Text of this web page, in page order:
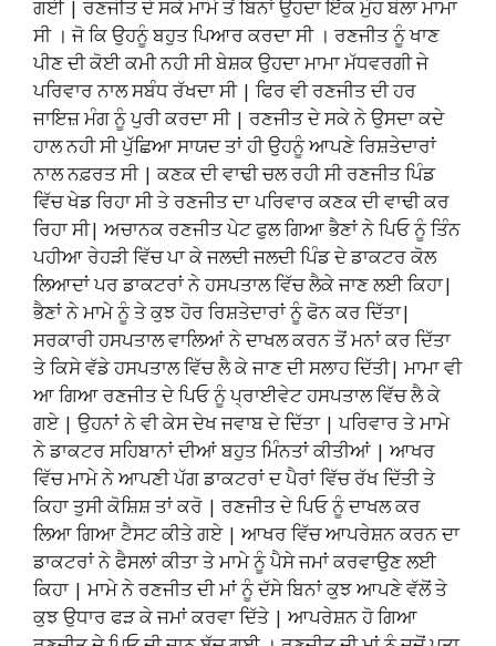
ਗਈ | ਰਣਜੀਤ ਦੇ ਸਕੇ ਮਾਮੇ ਤੋਂ ਬਿਨਾਂ ਉਹਦਾ ਇੱਕ ਮੁੰਹ ਬੋਲਾ ਮਾਮਾ
ਸੀ । ਜੋ ਕਿ ਉਹਨੂੰ ਬਹੁਤ ਪਿਆਰ ਕਰਦਾ ਸੀ । ਰਣਜੀਤ ਨੂੰ ਖਾਣ
ਪੀਣ ਦੀ ਕੋਈ ਕਮੀ ਨਹੀ ਸੀ ਬੇਸ਼ਕ ਉਹਦਾ ਮਾਮਾ ਮੱਧਵਰਗੀ ਜੇ
ਪਰਿਵਾਰ ਨਾਲ ਸਬੰਧ ਰੱਖਦਾ ਸੀ | ਫਿਰ ਵੀ ਰਣਜੀਤ ਦੀ ਹਰ
ਜਾਇਜ਼ ਮੰਗ ਨੂੰ ਪੁਰੀ ਕਰਦਾ ਸੀ | ਰਣਜੀਤ ਦੇ ਸਕੇ ਨੇ ਉਸਦਾ ਕਦੇ
ਹਾਲ ਨਹੀ ਸੀ ਪੁੱਛਿਆ ਸਾਯਦ ਤਾਂ ਹੀ ਉਹਨੂੰ ਆਪਣੇ ਰਿਸ਼ਤੇਦਾਰਾਂ
ਨਾਲ ਨਫ਼ਰਤ ਸੀ | ਕਣਕ ਦੀ ਵਾਢੀ ਚਲ ਰਹੀ ਸੀ ਰਣਜੀਤ ਪਿੰਡ
ਵਿੱਚ ਖੇਡ ਰਿਹਾ ਸੀ ਤੇ ਰਣਜੀਤ ਦਾ ਪਰਿਵਾਰ ਕਣਕ ਦੀ ਵਾਢੀ ਕਰ
ਰਿਹਾ ਸੀ| ਅਚਾਨਕ ਰਣਜੀਤ ਪੇਟ ਫੁਲ ਗਿਆ ਭੈਣਾਂ ਨੇ ਪਿਓ ਨੂੰ ਤਿੰਨ
ਪਹੀਆ ਰੇਹੜੀ ਵਿੱਚ ਪਾ ਕੇ ਜਲਦੀ ਜਲਦੀ ਪਿੰਡ ਦੇ ਡਾਕਟਰ ਕੋਲ
ਲਿਆਦਾਂ ਪਰ ਡਾਕਟਰਾਂ ਨੇ ਹਸਪਤਾਲ ਵਿੱਚ ਲੈਕੇ ਜਾਣ ਲਈ ਕਿਹਾ|
ਭੈਣਾਂ ਨੇ ਮਾਮੇ ਨੂੰ ਤੇ ਕੁਝ ਹੋਰ ਰਿਸ਼ਤੇਦਾਰਾਂ ਨੂੰ ਫੋਨ ਕਰ ਦਿੱਤਾ|
ਸਰਕਾਰੀ ਹਸਪਤਾਲ ਵਾਲਿਆਂ ਨੇ ਦਾਖਲ ਕਰਨ ਤੋਂ ਮਨਾਂ ਕਰ ਦਿੱਤਾ
ਤੇ ਕਿਸੇ ਵੱਡੇ ਹਸਪਤਾਲ ਵਿੱਚ ਲੈ ਕੇ ਜਾਣ ਦੀ ਸਲਾਹ ਦਿੱਤੀ| ਮਾਮਾ ਵੀ
ਆ ਗਿਆ ਰਣਜੀਤ ਦੇ ਪਿਓ ਨੂੰ ਪ੍ਰਾਈਵੇਟ ਹਸਪਤਾਲ ਵਿੱਚ ਲੈ ਕੇ
ਗਏ | ਉਹਨਾਂ ਨੇ ਵੀ ਕੇਸ ਦੇਖ ਜਵਾਬ ਦੇ ਦਿੱਤਾ | ਪਰਿਵਾਰ ਤੇ ਮਾਮੇ
ਨੇ ਡਾਕਟਰ ਸਹਿਬਾਨਾਂ ਦੀਆਂ ਬਹੁਤ ਮਿੰਨਤਾਂ ਕੀਤੀਆਂ | ਆਖਰ
ਵਿੱਚ ਮਾਮੇ ਨੇ ਆਪਣੀ ਪੱਗ ਡਾਕਟਰਾਂ ਦ ਪੈਰਾਂ ਵਿੱਚ ਰੱਖ ਦਿੱਤੀ ਤੇ
ਕਿਹਾ ਤੁਸੀ ਕੋਸ਼ਿਸ਼ ਤਾਂ ਕਰੋ | ਰਣਜੀਤ ਦੇ ਪਿਓ ਨੂੰ ਦਾਖਲ ਕਰ
ਲਿਆ ਗਿਆ ਟੈਸਟ ਕੀਤੇ ਗਏ | ਆਖਰ ਵਿੱਚ ਆਪਰੇਸ਼ਨ ਕਰਨ ਦਾ
ਡਾਕਟਰਾਂ ਨੇ ਫੈਸਲਾਂ ਕੀਤਾ ਤੇ ਮਾਮੇ ਨੂੰ ਪੈਸੇ ਜਮਾਂ ਕਰਵਾਉਣ ਲਈ
ਕਿਹਾ | ਮਾਮੇ ਨੇ ਰਣਜੀਤ ਦੀ ਮਾਂ ਨੂੰ ਦੱਸੇ ਬਿਨਾਂ ਕੁਝ ਆਪਣੇ ਵੱਲੋਂ ਤੇ
ਕੁਝ ਉਧਾਰ ਫੜ ਕੇ ਜਮਾਂ ਕਰਵਾ ਦਿੱਤੇ | ਆਪਰੇਸ਼ਨ ਹੋ ਗਿਆ